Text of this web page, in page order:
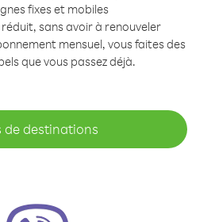
fixes et mobiles
sans avoir à renouveler
mensuel, vous faites des
que vous passez déjà.
de destinations